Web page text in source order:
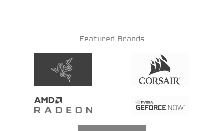
Featured Brands